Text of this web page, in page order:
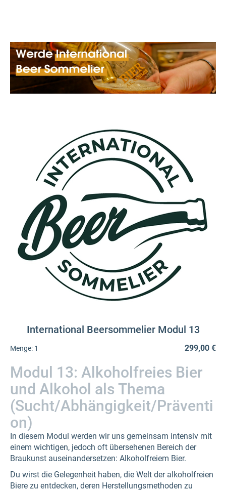
International Beersommelier Modul 13
Menge: 1 299,00 €
Modul 13: Alkoholfreies Bier
und Alkohol als Thema
(Sucht/Abhängigkeit/Präventi
on)
In diesem Modul werden wir uns gemeinsam intensiv mit
einem wichtigen, jedoch oft übersehenen Bereich der
Braukunst auseinandersetzen: Alkoholfreiem Bier.
Du wirst die Gelegenheit haben, die Welt der alkoholfreien
Biere zu entdecken, deren Herstellungsmethoden zu